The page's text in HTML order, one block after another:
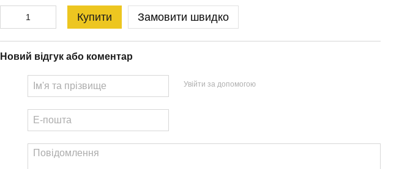
Купити Замовити швидко
Новий відгук або коментар
Увійти за допомогою